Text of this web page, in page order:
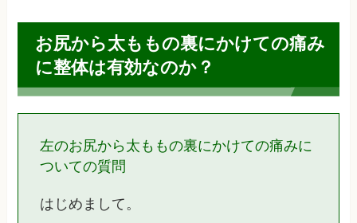
お尻から太ももの裏にかけての痛み
に整体は有効なのか？
左のお尻から太ももの裏にかけての痛みに
ついての質問
はじめまして。